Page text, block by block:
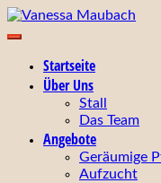
Zum
Inhalt
Vanessa
Turniervorstellung und
Startseite
Über Uns
Stall
Das Team
Angebote
Geräumige
Aufzucht